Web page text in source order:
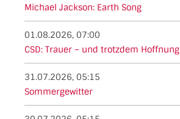
Michael Jackson: Earth Song
01.08.2026, 07:00
CSD: Trauer – und trotzdem Hoffnung
31.07.2026, 05:15
Sommergewitter